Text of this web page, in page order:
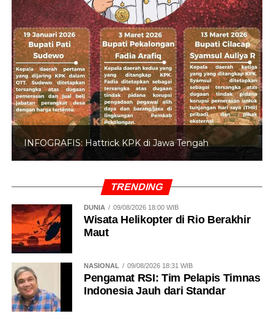
INFOGRAFIS: Hattrick KPK di Jawa Tengah
TRENDING
DUNIA 09/08/2026 18:00 WIB
Wisata Helikopter di Rio Berakhir
Maut
NASIONAL 09/08/2026 18:31 WIB
Pengamat RSI: Tim Pelapis Timnas
Indonesia Jauh dari Standar